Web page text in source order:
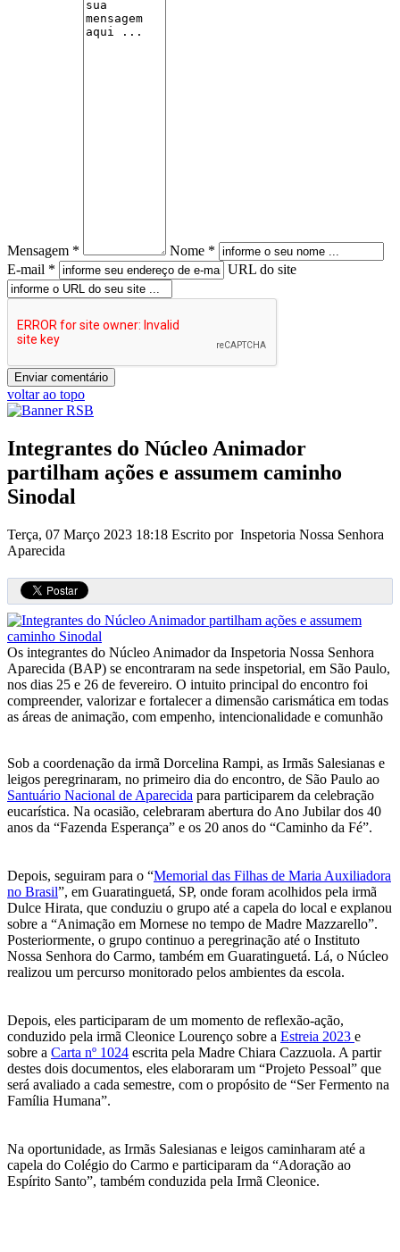
Mensagem *
Nome *
E-mail *
URL do site
voltar ao topo
Integrantes do Núcleo Animador
partilham ações e assumem caminho
Sinodal
Terça, 07 Março 2023 18:18 Escrito por Inspetoria Nossa Senhora
Aparecida
Os integrantes do Núcleo Animador da Inspetoria Nossa Senhora
Aparecida (BAP) se encontraram na sede inspetorial, em São Paulo,
nos dias 25 e 26 de fevereiro. O intuito principal do encontro foi
compreender, valorizar e fortalecer a dimensão carismática em todas
as áreas de animação, com empenho, intencionalidade e comunhão
Sob a coordenação da irmã Dorcelina Rampi, as Irmãs Salesianas e
leigos peregrinaram, no primeiro dia do encontro, de São Paulo ao
Santuário Nacional de Aparecida para participarem da celebração
eucarística. Na ocasião, celebraram abertura do Ano Jubilar dos 40
anos da “Fazenda Esperança” e os 20 anos do “Caminho da Fé”.
Depois, seguiram para o “Memorial das Filhas de Maria Auxiliadora
no Brasil”, em Guaratinguetá, SP, onde foram acolhidos pela irmã
Dulce Hirata, que conduziu o grupo até a capela do local e explanou
sobre a “Animação em Mornese no tempo de Madre Mazzarello”.
Posteriormente, o grupo continuo a peregrinação até o Instituto
Nossa Senhora do Carmo, também em Guaratinguetá. Lá, o Núcleo
realizou um percurso monitorado pelos ambientes da escola.
Depois, eles participaram de um momento de reflexão-ação,
conduzido pela irmã Cleonice Lourenço sobre a Estreia 2023 e
sobre a Carta nº 1024 escrita pela Madre Chiara Cazzuola. A partir
destes dois documentos, eles elaboraram um “Projeto Pessoal” que
será avaliado a cada semestre, com o propósito de “Ser Fermento na
Família Humana”.
Na oportunidade, as Irmãs Salesianas e leigos caminharam até a
capela do Colégio do Carmo e participaram da “Adoração ao
Espírito Santo”, também conduzida pela Irmã Cleonice.